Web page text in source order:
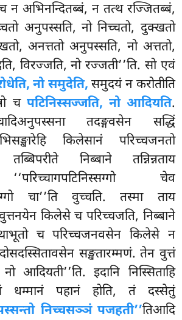
न अभिनन्दितब्बं, न तत्थ रज्जितब्बं,
अनुपस्सति, नो निच्चतो, दुक्खतो
अनत्ततो अनुपस्सति, नो अत्ततो,
विरज्जति, नो रज्जती’’ति. सो एवं
नो समुदेति, समुदयं न करोतीति
च पटिनिस्सज्जति, नो आदियति.
तदङ्गवसेन सद्धिं
किलेसानं परिच्चजनतो
निब्बाने तन्निन्नताय
चेव
चा’’ति वुच्चति. तस्मा ताय
किलेसे च परिच्चजति, निब्बाने
च परिच्चजनवसेन किलेसे न
सङ्खतारम्मणं. तेन वुत्तं
आदियती’’ति. इदानि निस्सिताहि
धम्मानं पहानं होति, तं दस्सेतुं
निच्चसञ्ञं पजहती’’तिआदि